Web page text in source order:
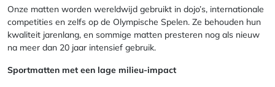
Onze matten worden wereldwijd gebruikt in dojo’s, internationale
competities en zelfs op de Olympische Spelen. Ze behouden hun
kwaliteit jarenlang, en sommige matten presteren nog als nieuw
na meer dan 20 jaar intensief gebruik.
Sportmatten met een lage milieu-impact